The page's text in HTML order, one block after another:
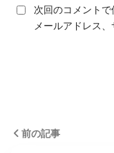
次回のコメントで
メールアドレス、
前の記事